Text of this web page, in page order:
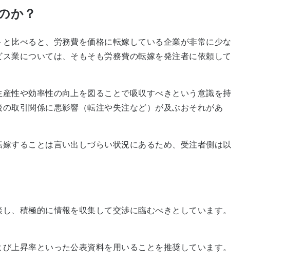
か？
比べると、労務費を価格に転嫁している企業が非常に少な
業については、そもそも労務費の転嫁を発注者に依頼して
性や効率性の向上を図ることで吸収すべきという意識を持
取引関係に悪影響（転注や失注など）が及ぶおそれがあ
することは言い出しづらい状況にあるため、受注者側は以
、積極的に情報を収集して交渉に臨むべきとしています。
上昇率といった公表資料を用いることを推奨しています。